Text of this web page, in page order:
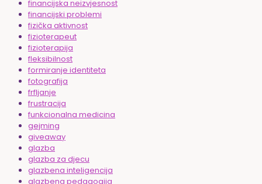
financijska neizvjesnost
financijski problemi
fizička aktivnost
fizioterapeut
fizioterapija
fleksibilnost
formiranje identiteta
fotografija
frfljanje
frustracija
funkcionalna medicina
gejming
giveaway
glazba
glazba za djecu
glazbena inteligencija
glazbena pedagogija